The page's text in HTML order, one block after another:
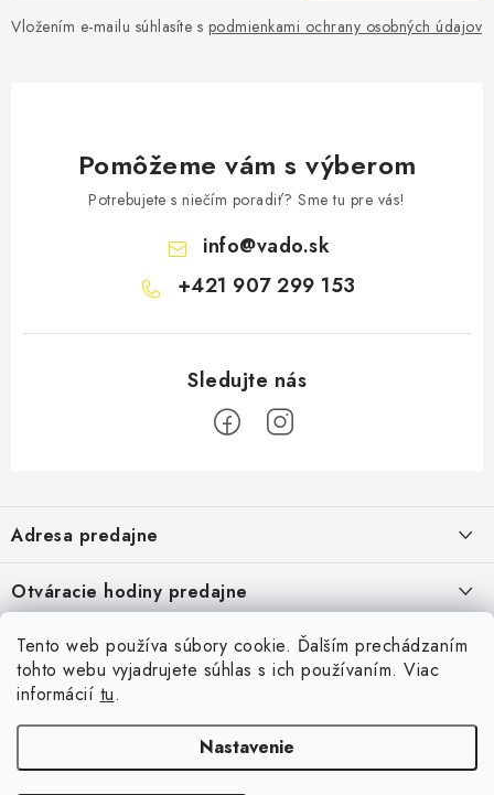
Tento web používa súbory cookie. Ďalším prechádzaním
tohto webu vyjadrujete súhlas s ich používaním. Viac
informácií tu.
Nastavenie
Vložením e-mailu súhlasíte s podmienkami ochrany osobných údajov
Pomôžeme vám s výberom
Potrebujete s niečím poradiť? Sme tu pre vás!
info@vado.sk
+421 907 299 153
p
ä
t
Adresa predajne
Pekárska 4, 941 31 Dvory nad Žitavou
Pozrite si Google mapu
Pozrieť detail mapy »
Otváracie hodiny predajne
Sobota, Nedeľa: Zatvorené
Informácie pre Vás
Napíšte nám
Obchodné podmienky
Ochrana osobných údajov
Facebook